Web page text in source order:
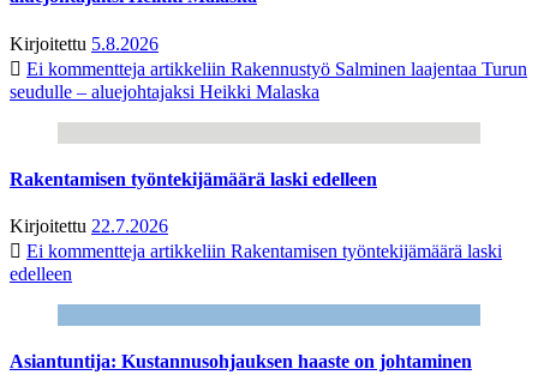
Kirjoitettu 5.8.2026
Ei kommentteja artikkeliin Rakennustyö Salminen laajentaa Turun
seudulle – aluejohtajaksi Heikki Malaska
Rakentamisen työntekijämäärä laski edelleen
Kirjoitettu 22.7.2026
Ei kommentteja artikkeliin Rakentamisen työntekijämäärä laski
edelleen
Asiantuntija: Kustannusohjauksen haaste on johtaminen